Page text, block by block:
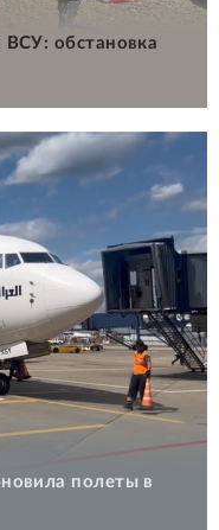
обстановка
полеты в